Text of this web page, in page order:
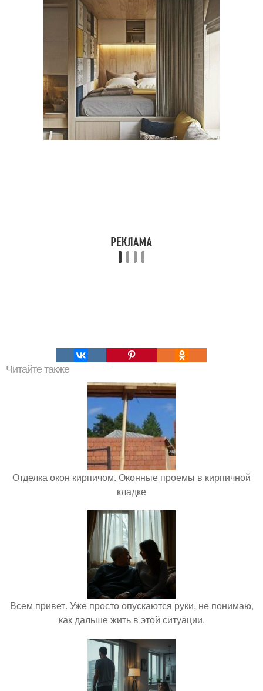
Читайте также
Отделка окон кирпичом. Оконные проемы в кирпичной
кладке
Всем привет. Уже просто опускаются руки, не понимаю,
как дальше жить в этой ситуации.